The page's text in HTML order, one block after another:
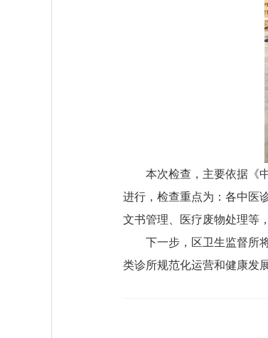
本次检查，主要依据《
进行，检查重点为：各中医
文书管理、医疗废物处理等
下一步，区卫生监督所
类诊所规范化运营和健康发